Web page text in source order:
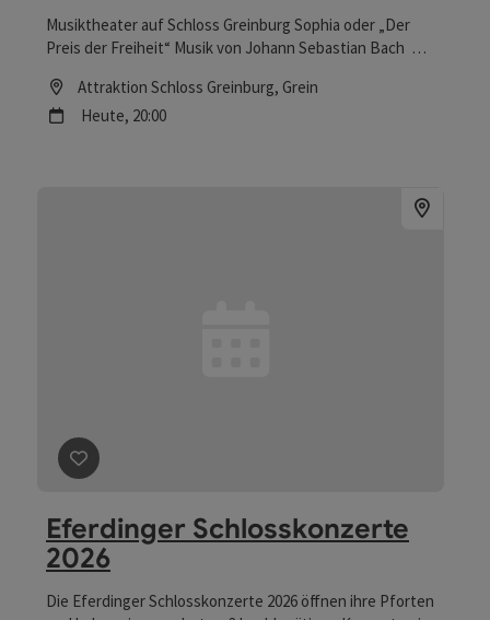
Musiktheater auf Schloss Greinburg Sophia oder „Der
Preis der Freiheit“ Musik von Johann Sebastian Bach
& Barbara Achammer, Sopran | Lucia Varsic & Anna Kargl,
Alt Sebastian Taschner & Jakob Gerbeth, Tenor
Bladt Musikalische Einrichtung Manuela Kloibmüller Regie
Location
Attraktion Schloss Greinburg, Grein
Nächster Termin
Heute, 20:00
Beitrag merken
Eferdinger Schlosskonzerte
2026
Die Eferdinger Schlosskonzerte 2026 öffnen ihre Pforten